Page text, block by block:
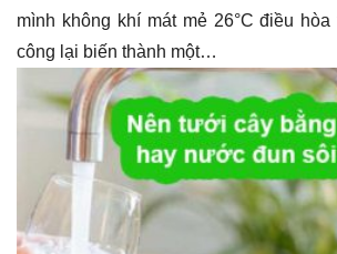
mình không khí mát mẻ 26°C điều
công lại biến thành một…